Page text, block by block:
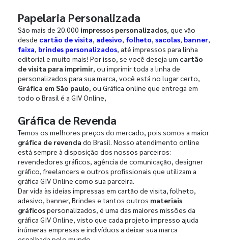
Papelaria Personalizada
São mais de 20.000 impressos personalizados, que vão
desde cartão de visita, adesivo, folheto, sacolas, banner,
faixa, brindes personalizados, até impressos para linha
editorial e muito mais! Por isso, se você deseja um cartão
de visita para imprimir, ou imprimir toda a linha de
personalizados para sua marca, você está no lugar certo,
Gráfica em São paulo, ou Gráfica online que entrega em
todo o Brasil é a GIV Online,
Gráfica de Revenda
Temos os melhores preços do mercado, pois somos a maior
gráfica de revenda do Brasil. Nosso atendimento online
está sempre à disposição dos nossos parceiros:
revendedores gráficos, agência de comunicação, designer
gráfico, freelancers e outros profissionais que utilizam a
gráfica GIV Online como sua parceira.
Dar vida às ideias impressas em cartão de visita, folheto,
adesivo, banner, Brindes e tantos outros materiais
gráficospersonalizados, é uma das maiores missões da
gráfica GIV Online, visto que cada projeto impresso ajuda
inúmeras empresas e indivíduos a deixar sua marca